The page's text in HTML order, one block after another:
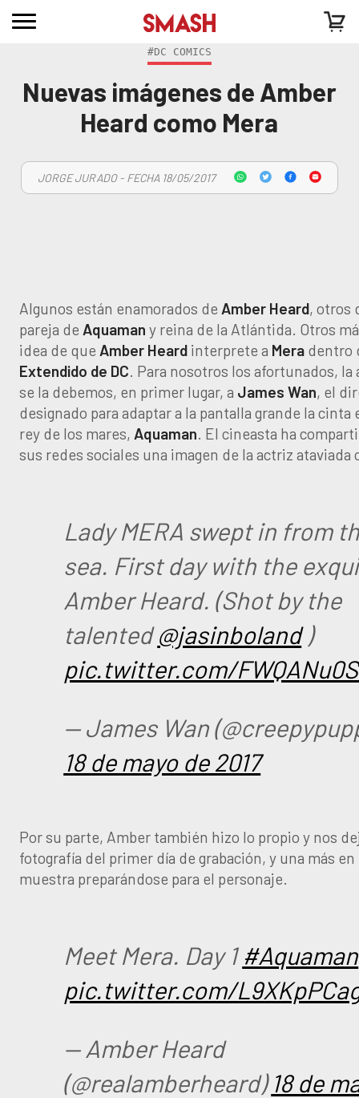
#DC COMICS
Nuevas imágenes de Amber
Heard como Mera
JORGE JURADO - FECHA 18/05/2017
Algunos están enamorados de Amber Heard, otros
pareja de Aquaman y reina de la Atlántida. Otros
idea de que Amber Heard interprete a Mera dentro
Extendido de DC. Para nosotros los afortunados,
se la debemos, en primer lugar, a James Wan, el
designado para adaptar a la pantalla grande la
rey de los mares, Aquaman. El cineasta ha
sus redes sociales una imagen de la actriz ataviada
Lady MERA swept in from
sea. First day with the
Amber Heard. (Shot by the
talented@jasinboland)
pic.twitter.com/
— James Wan
18 de mayo de 2017
Por su parte, Amber también hizo lo propio y nos
fotografía del primer día de grabación, y una más en
muestra preparándose para el personaje.
Meet Mera. Day 1 #Aquaman
pic.twitter.com/
— Amber Heard
(@realamberheard) 18 de